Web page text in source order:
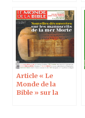
Article « Le
Monde de la
Bible » sur la